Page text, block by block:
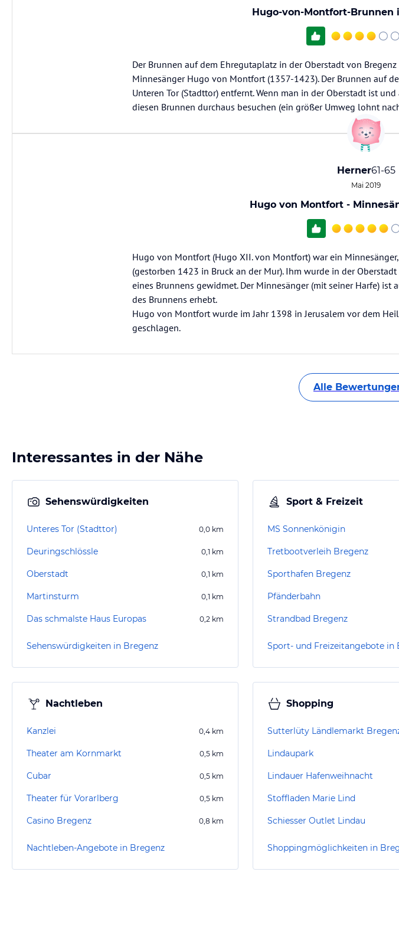
Hugo-von-Montfort-Brunnen
Der Brunnen auf dem Ehregutaplatz in der Oberstadt von
Minnesänger Hugo von Montfort (1357-1423). Der Brunnen auf
Unteren Tor (Stadttor) entfernt. Wenn man in der Oberstadt ist
diesen Brunnen durchaus besuchen (ein größer Umweg lohnt
Herner61-65
Mai 2019
Hugo von Montfort -
Hugo von Montfort (Hugo XII. von Montfort) war ein
(gestorben 1423 in Bruck an der Mur). Ihm wurde in der
eines Brunnens gewidmet. Der Minnesänger (mit seiner Harfe)
des Brunnens erhebt.
Hugo von Montfort wurde im Jahr 1398 in Jerusalem vor dem
geschlagen.
Alle
Interessantes in der Nähe
Sehenswürdigkeiten
Unteres Tor (Stadttor) 0,0 km
Deuringschlössle 0,1 km
Oberstadt 0,1 km
Martinsturm 0,1 km
Das schmalste Haus Europas 0,2 km
Sehenswürdigkeiten in Bregenz
Sport & Freizeit
MS Sonnenkönigin
Tretbootverleih Bregenz
Sporthafen Bregenz
Pfänderbahn
Strandbad Bregenz
Sport- und Freizeitangebote in
Nachtleben
Kanzlei 0,4 km
Theater am Kornmarkt 0,5 km
Cubar 0,5 km
Theater für Vorarlberg 0,5 km
Casino Bregenz 0,8 km
Nachtleben-Angebote in Bregenz
Shopping
Sutterlüty Ländlemarkt
Lindaupark
Lindauer Hafenweihnacht
Stoffladen Marie Lind
Schiesser Outlet Lindau
Shoppingmöglichkeiten in